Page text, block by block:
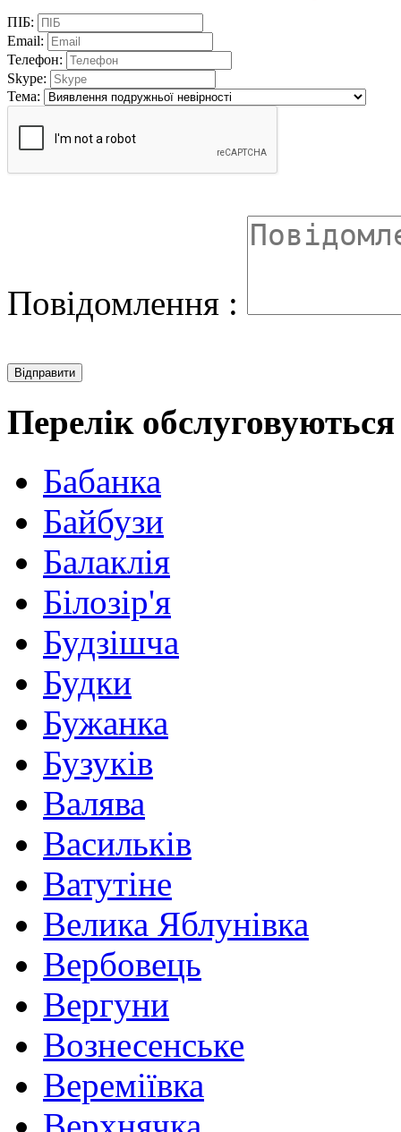
ПІБ:
Email:
Телефон:
Skype:
Тема:
Повідомлення :
Перелік
Бабанка
Байбузи
Балаклія
Білозір'я
Будзішча
Будки
Бужанка
Бузуків
Валява
Василькiв
Ватутіне
Велика Яблунівка
Вербовець
Вергуни
Вознесенське
Вереміївка